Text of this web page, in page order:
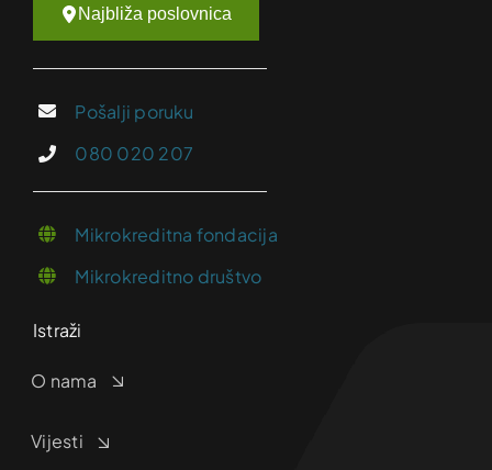
Najbliža poslovnica
Pošalji poruku
080 020 207
Mikrokreditna fondacija
Mikrokreditno društvo
Istraži
O nama
Vijesti